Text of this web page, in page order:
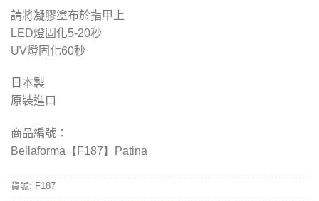
請將凝膠塗布於指甲上
LED燈固化5-20秒
UV燈固化60秒
日本製
原裝進口
商品編號：
Bellaforma【F187】Patina
貨號: F187